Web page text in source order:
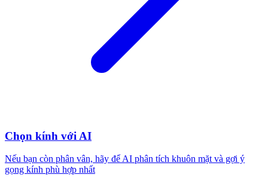
Chọn kính với AI
Nếu bạn còn phân vân, hãy để AI phân tích khuôn mặt và gợi ý
gọng kính phù hợp nhất